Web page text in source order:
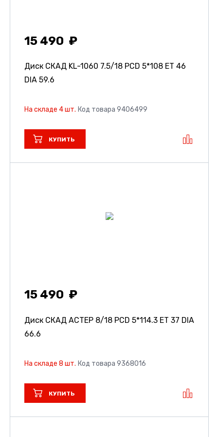
15 490
Диск СКАД KL-1060 7.5/18 PCD 5*108 ET 46
DIA 59.6
На складе 4 шт. Код товара 9406499
КУПИТЬ
15 490
Диск СКАД АСТЕР 8/18 PCD 5*114.3 ET 37 DIA
66.6
На складе 8 шт. Код товара 9368016
КУПИТЬ